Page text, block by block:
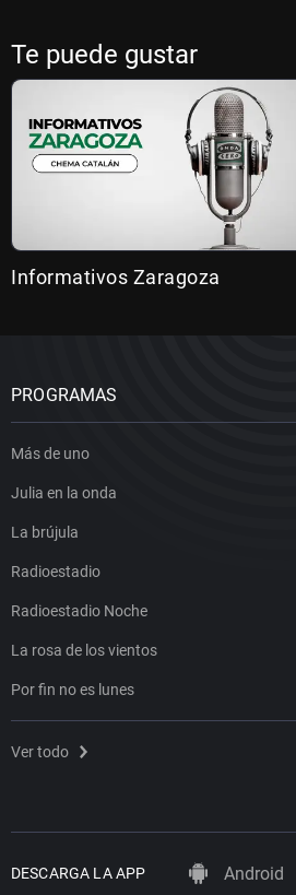
Te puede gustar
Informativos Zaragoza
PROGRAMAS
Más de uno
Julia en la onda
La brújula
Radioestadio
Radioestadio Noche
La rosa de los vientos
Por fin no es lunes
Ver todo
DESCARGA LA APP Android